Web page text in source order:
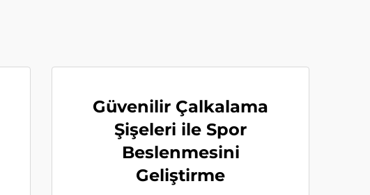
Güvenilir Çalkalama
Şişeleri ile Spor
Beslenmesini
Geliştirme